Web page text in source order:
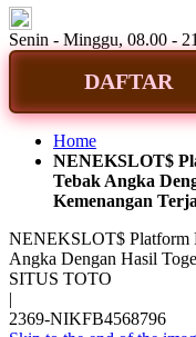
Senin - Minggu, 08.00 -
DAFTAR
Home
NENEKSLOT$
Tebak Angka
Kemenangan
NENEKSLOT$ Platform
Angka Dengan Hasil
SITUS TOTO
|
2369-NIKFB4568796